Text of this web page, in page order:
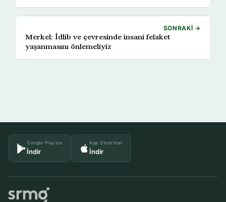
SONRAKI →
Merkel: İdlib ve çevresinde insani felaket
yaşanmasını önlemeliyiz
Google Play'de
İndir
App Store'dan
İndir